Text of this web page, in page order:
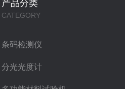
产品分类
CATEGORY
条码检测仪
分光光度计